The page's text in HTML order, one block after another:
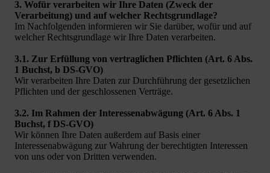
3. Wofür verarbeiten wir Ihre Daten (Zweck der
Verarbeitung) und auf welcher Rechtsgrundlage?
Im Nachfolgenden informieren wir Sie darüber, wofür und auf
welcher Rechtsgrundlage wir Ihre Daten verarbeiten.
3.1. Zur Erfüllung von vertraglichen Pflichten (Art. 6 Abs.
1 Buchst, b DS-GVO)
Wir verarbeiten Ihre Daten zur Durchführung der gesetzlichen
Pflichten und der geschlossenen Verträge.
3.2. Im Rahmen der Interessenabwägung (Art. 6 Abs. 1
Buchst, f DS-GVO)
Wir können Ihre Daten außerdem auf Basis einer
Interessenabwägung zur Wahrung der berechtigten Interessen
von uns oder von Dritten verwenden.